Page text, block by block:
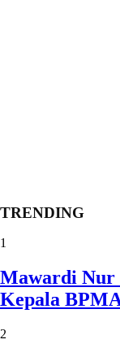
TRENDING
1
Mawardi Nur
Kepala
2